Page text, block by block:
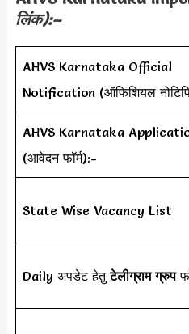
लिंक):–
AHVS Karnataka Official
Notification (ऑफिशियल
AHVS Karnataka
(आवेदन फॉर्म):-
State Wise Vacancy List
Daily अपडेट हेतुटेलीग्राम ग्रुप